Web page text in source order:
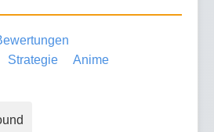
Strategie Anime